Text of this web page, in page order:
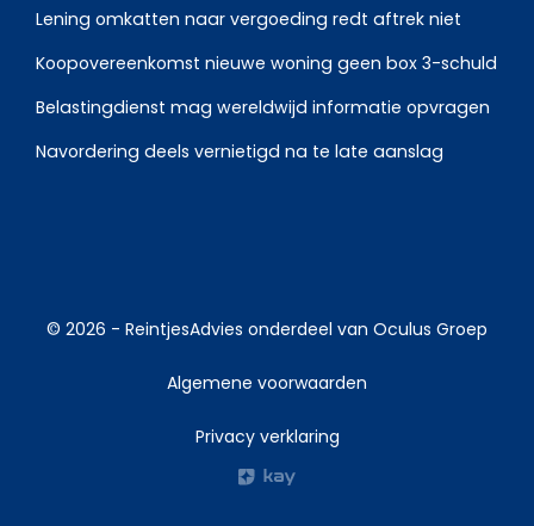
Lening omkatten naar vergoeding redt aftrek niet
Koopovereenkomst nieuwe woning geen box 3-schuld
Belastingdienst mag wereldwijd informatie opvragen
Navordering deels vernietigd na te late aanslag
© 2026 - ReintjesAdvies onderdeel van Oculus Groep
Algemene voorwaarden
Privacy verklaring